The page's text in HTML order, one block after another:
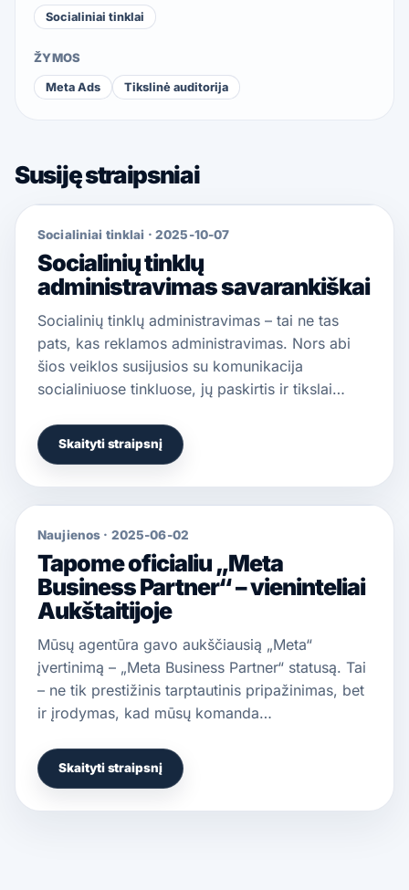
Socialiniai tinklai
ŽYMOS
Meta Ads Tikslinė auditorija
Susiję straipsniai
Socialiniai tinklai · 2025-10-07
Socialinių tinklų
administravimas savarankiškai
Socialinių tinklų administravimas – tai ne tas
pats, kas reklamos administravimas. Nors abi
šios veiklos susijusios su komunikacija
socialiniuose tinkluose, jų paskirtis ir tikslai…
Skaityti straipsnį
Naujienos · 2025-06-02
Tapome oficialiu „Meta
Business Partner“ – vieninteliai
Aukštaitijoje
Mūsų agentūra gavo aukščiausią „Meta“
įvertinimą – „Meta Business Partner“ statusą. Tai
– ne tik prestižinis tarptautinis pripažinimas, bet
ir įrodymas, kad mūsų komanda…
Skaityti straipsnį